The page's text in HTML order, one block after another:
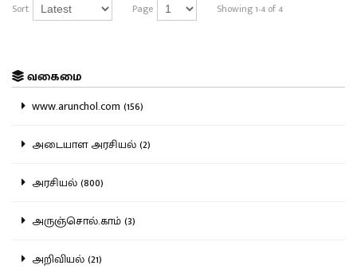
Sort Page Showing 1-4 of 4
வகைமை
www.arunchol.com (156)
அடையாள அரசியல் (2)
அரசியல் (800)
அருஞ்சொல்.காம் (3)
அறிவியல் (21)